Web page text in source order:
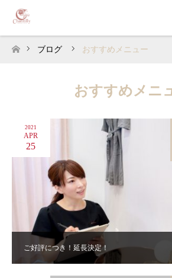
ホーム
ブログ おすすめメニュー
おすすめメニ
ご好評につき！延長決定！
2021
APR
25